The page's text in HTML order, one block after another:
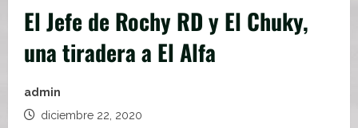
El Jefe de Rochy RD y El Chuky,
una tiradera a El Alfa
admin
diciembre 22, 2020